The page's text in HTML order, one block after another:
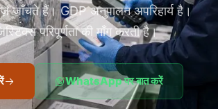
जाँचते हैं। GDP अनुपालन अपरिहार्य है।
परिपूर्णता की माँग करती है।
WhatsApp पर बात करें